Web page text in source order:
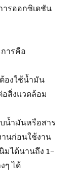
ารออกซิเดชัน
ารคือ
องใช้น้ำมัน
สิ่งแวดล้อม
น้ำมันหรือสาร
นก่อนใช้งาน
มได้นานถึง 1-
ๆ ได้